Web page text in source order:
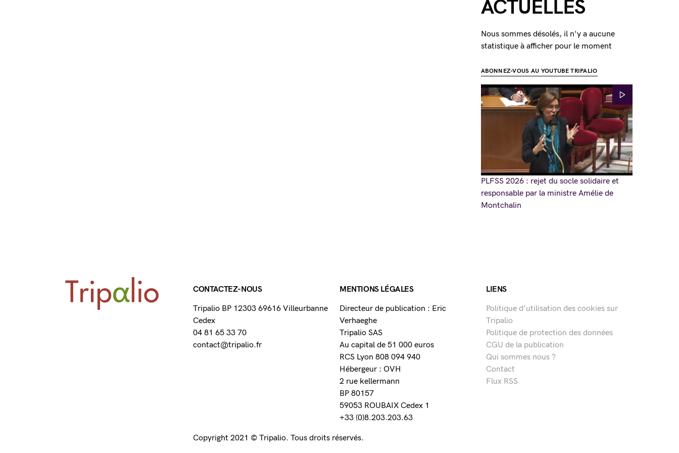
ACTUELLES
Nous sommes désolés, il n'y a aucune
statistique à afficher pour le moment
ABONNEZ-VOUS AU YOUTUBE TRIPALIO
PLFSS 2026 : rejet du socle solidaire et
responsable par la ministre Amélie de
Montchalin
CONTACTEZ-NOUS
Tripalio BP 12303 69616 Villeurbanne
Cedex
04 81 65 33 70
contact@tripalio.fr
MENTIONS LÉGALES
Directeur de publication : Eric
Verhaeghe
Tripalio SAS
Au capital de 51 000 euros
RCS Lyon 808 094 940
Hébergeur : OVH
2 rue kellermann
BP 80157
59053 ROUBAIX Cedex 1
+33 (0)8.203.203.63
LIENS
Politique d’utilisation des cookies sur
Tripalio
Politique de protection des données
CGU de la publication
Qui sommes nous ?
Contact
Flux RSS
Copyright 2021 © Tripalio. Tous droits réservés.